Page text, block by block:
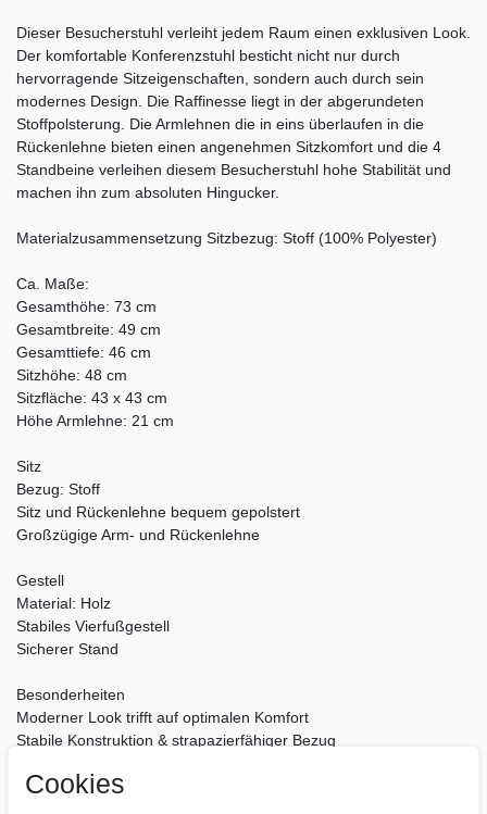
Dieser Besucherstuhl verleiht jedem Raum einen exklusiven Look.
Der komfortable Konferenzstuhl besticht nicht nur durch
hervorragende Sitzeigenschaften, sondern auch durch sein
modernes Design. Die Raffinesse liegt in der abgerundeten
Stoffpolsterung. Die Armlehnen die in eins überlaufen in die
Rückenlehne bieten einen angenehmen Sitzkomfort und die 4
Standbeine verleihen diesem Besucherstuhl hohe Stabilität und
machen ihn zum absoluten Hingucker.
Materialzusammensetzung Sitzbezug: Stoff (100% Polyester)
Ca. Maße:
Gesamthöhe: 73 cm
Gesamtbreite: 49 cm
Gesamttiefe: 46 cm
Sitzhöhe: 48 cm
Sitzfläche: 43 x 43 cm
Höhe Armlehne: 21 cm
Sitz
Bezug: Stoff
Sitz und Rückenlehne bequem gepolstert
Großzügige Arm- und Rückenlehne
Gestell
Material: Holz
Stabiles Vierfußgestell
Sicherer Stand
Besonderheiten
Moderner Look trifft auf optimalen Komfort
Stabile Konstruktion & strapazierfähiger Bezug
Cookies